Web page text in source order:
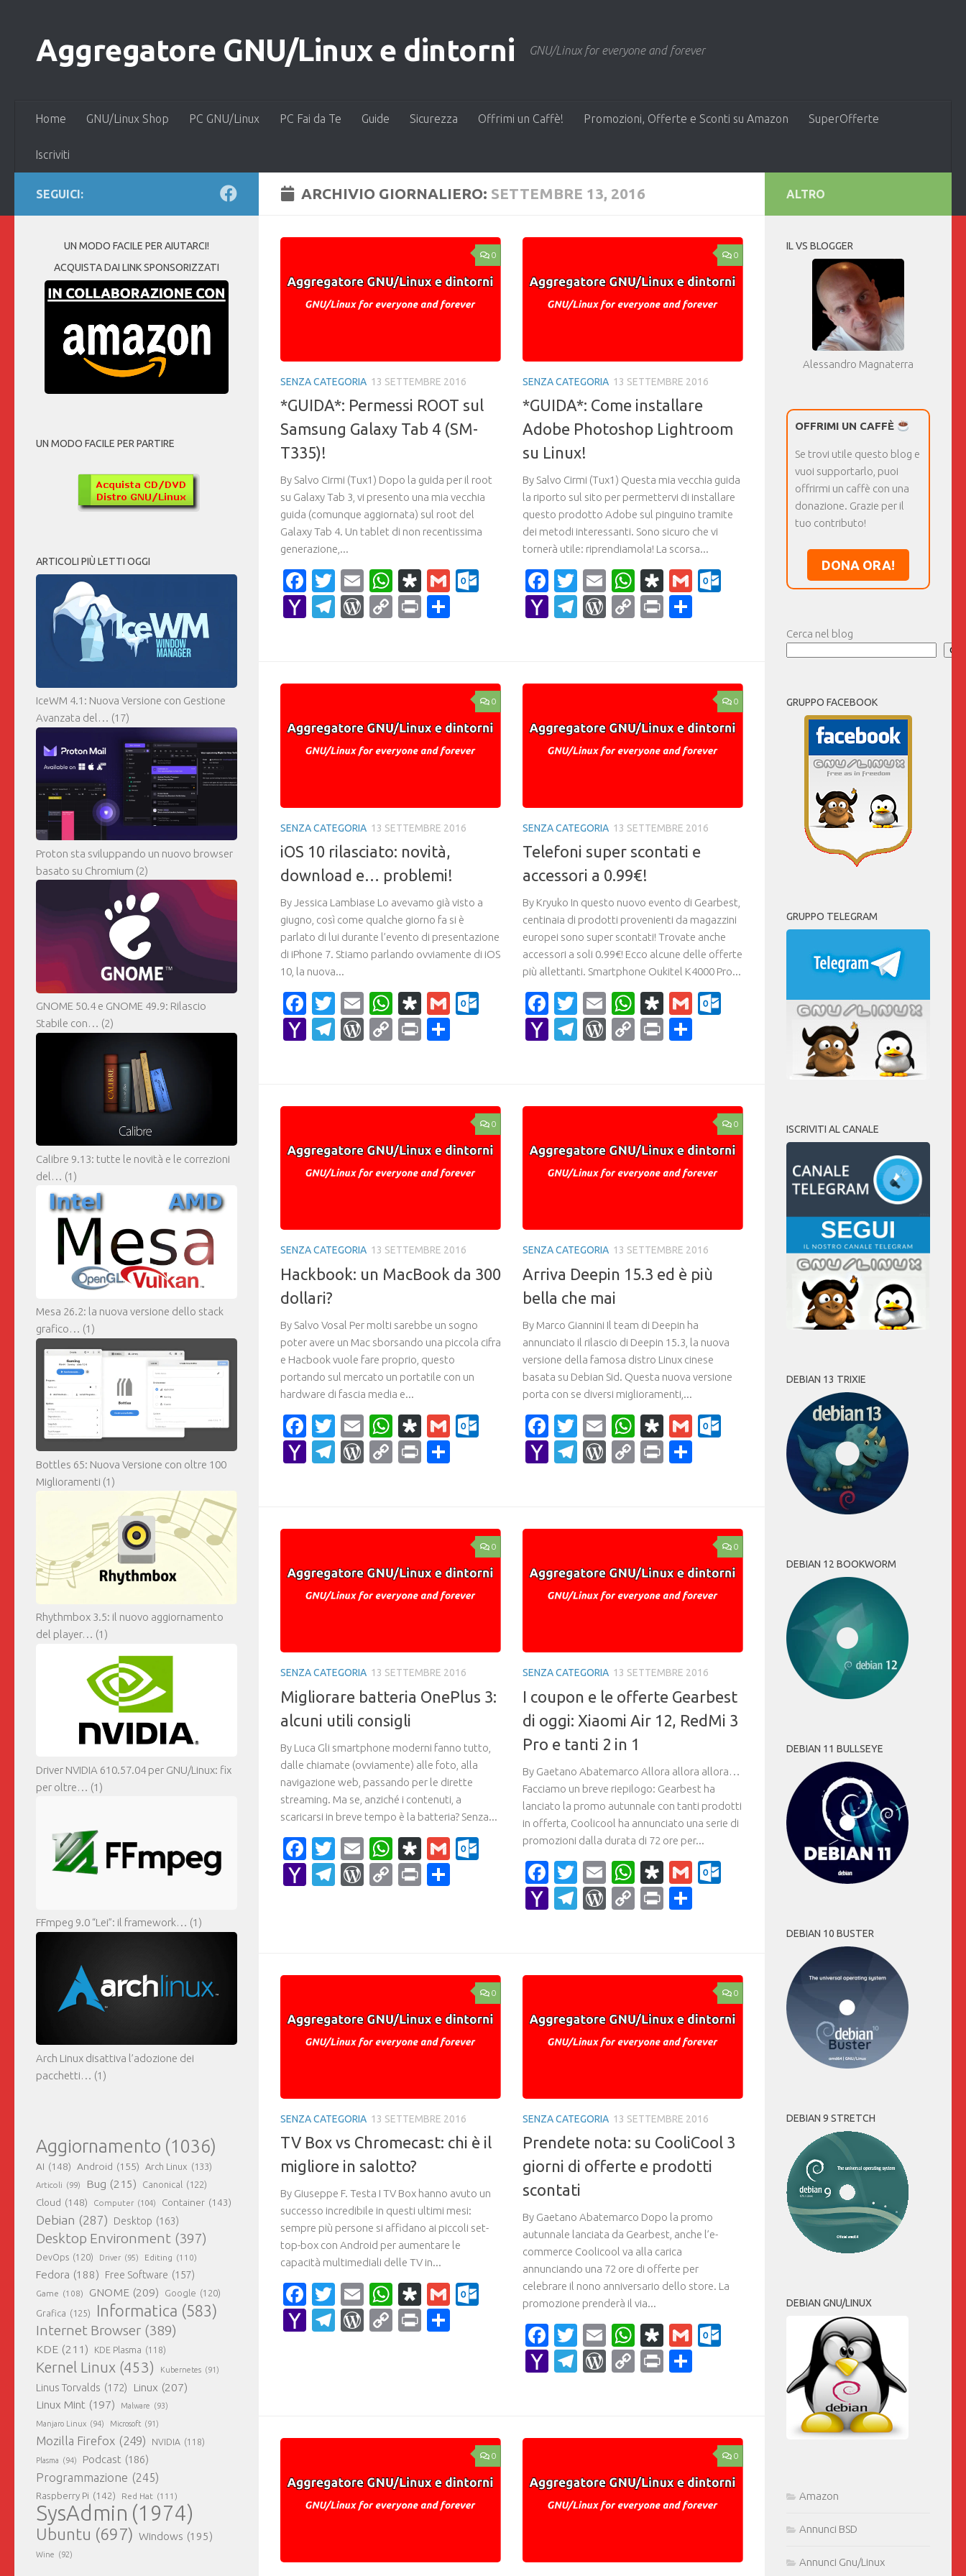
Aggregatore GNU/Linux e dintorni GNU/Linux for everyone and forever
Home GNU/Linux Shop PC GNU/Linux PC Fai da Te Guide Sicurezza Offrimi un Caffè! Promozioni, Offerte e Sconti su Amazon SuperOfferte
Iscriviti
ARCHIVIO GIORNALIERO: SETTEMBRE 13, 2016
0
SENZA CATEGORIA 13 SETTEMBRE 2016
*GUIDA*: Permessi ROOT sul
Samsung Galaxy Tab 4 (SM-
T335)!
By Salvo Cirmi (Tux1) Dopo la guida per il root
su Galaxy Tab 3, vi presento una mia vecchia
guida (comunque aggiornata) sul root del
Galaxy Tab 4. Un tablet di non recentissima
generazione,...
Facebook
Twitter
EmailWhatsApp
Diaspora
GmailOutlook.com
YahooTelegram
WordPress
CopyPrintCondividi
0
SENZA CATEGORIA 13 SETTEMBRE 2016
*GUIDA*: Come installare
Adobe Photoshop Lightroom
su Linux!
By Salvo Cirmi (Tux1) Questa mia vecchia guida
la riporto sul sito per permettervi di installare
questo prodotto Adobe sul pinguino tramite
dei metodi interessanti. Sono sicuro che vi
tornerà utile: riprendiamola! La scorsa...
Facebook
Twitter
EmailWhatsApp
Diaspora
GmailOutlook.com
YahooTelegram
WordPress
CopyPrint
0
SENZA CATEGORIA 13 SETTEMBRE 2016
iOS 10 rilasciato: novità,
download e… problemi!
By Jessica Lambiase Lo avevamo già visto a
giugno, così come qualche giorno fa si è
parlato di lui durante l’evento di presentazione
di iPhone 7. Stiamo parlando ovviamente di iOS
10, la nuova...
Facebook
Twitter
EmailWhatsApp
Diaspora
GmailOutlook.com
YahooTelegram
WordPress
CopyPrintCondividi
0
SENZA CATEGORIA 13 SETTEMBRE 2016
Telefoni super scontati e
accessori a 0.99€!
By Kryuko In questo nuovo evento di Gearbest,
centinaia di prodotti provenienti da magazzini
europei sono super scontati! Trovate anche
accessori a soli 0.99€! Ecco alcune delle offerte
più allettanti. Smartphone Oukitel K4000 Pro...
Facebook
Twitter
EmailWhatsApp
Diaspora
GmailOutlook.com
YahooTelegram
WordPress
CopyPrint
0
SENZA CATEGORIA 13 SETTEMBRE 2016
Hackbook: un MacBook da 300
dollari?
By Salvo Vosal Per molti sarebbe un sogno
poter avere un Mac sborsando una piccola cifra
e Hacbook vuole fare proprio, questo
portando sul mercato un portatile con un
hardware di fascia media e...
Facebook
Twitter
EmailWhatsApp
Diaspora
GmailOutlook.com
YahooTelegram
WordPress
CopyPrintCondividi
0
SENZA CATEGORIA 13 SETTEMBRE 2016
Arriva Deepin 15.3 ed è più
bella che mai
By Marco Giannini Il team di Deepin ha
annunciato il rilascio di Deepin 15.3, la nuova
versione della famosa distro Linux cinese
basata su Debian Sid. Questa nuova versione
porta con se diversi miglioramenti,...
Facebook
Twitter
EmailWhatsApp
Diaspora
GmailOutlook.com
YahooTelegram
WordPress
CopyPrint
0
SENZA CATEGORIA 13 SETTEMBRE 2016
Migliorare batteria OnePlus 3:
alcuni utili consigli
By Luca Gli smartphone moderni fanno tutto,
dalle chiamate (ovviamente) alle foto, alla
navigazione web, passando per le dirette
streaming. Ma se, anziché i contenuti, a
scaricarsi in breve tempo è la batteria? Senza...
Facebook
Twitter
EmailWhatsApp
Diaspora
GmailOutlook.com
YahooTelegram
WordPress
CopyPrintCondividi
0
SENZA CATEGORIA 13 SETTEMBRE 2016
I coupon e le offerte Gearbest
di oggi: Xiaomi Air 12, RedMi 3
Pro e tanti 2 in 1
By Gaetano Abatemarco Allora allora allora…
Facciamo un breve riepilogo: Gearbest ha
lanciato la promo autunnale con tanti prodotti
in offerta, Coolicool ha annunciato una serie di
promozioni dalla durata di 72 ore per...
Facebook
Twitter
EmailWhatsApp
Diaspora
GmailOutlook.com
YahooTelegram
WordPress
CopyPrint
0
SENZA CATEGORIA 13 SETTEMBRE 2016
TV Box vs Chromecast: chi è il
migliore in salotto?
By Giuseppe F. Testa I TV Box hanno avuto un
successo incredibile in questi ultimi mesi:
sempre più persone si affidano ai piccoli set-
top-box con Android per aumentare le
capacità multimediali delle TV in...
Facebook
Twitter
EmailWhatsApp
Diaspora
GmailOutlook.com
YahooTelegram
WordPress
CopyPrintCondividi
0
SENZA CATEGORIA 13 SETTEMBRE 2016
Prendete nota: su CooliCool 3
giorni di offerte e prodotti
scontati
By Gaetano Abatemarco Dopo la promo
autunnale lanciata da Gearbest, anche l’e-
commerce Coolicool va alla carica
annunciando una 72 ore di offerte per
celebrare il nono anniversario dello store. La
promozione prenderà il via...
Facebook
Twitter
EmailWhatsApp
Diaspora
GmailOutlook.com
YahooTelegram
WordPress
CopyPrint
0 0
SEGUICI:
UN MODO FACILE PER AIUTARCI!
ACQUISTA DAI LINK SPONSORIZZATI
UN MODO FACILE PER PARTIRE
ARTICOLI PIÙ LETTI OGGI
IceWM 4.1: Nuova Versione con Gestione
Avanzata del… (17)
Proton sta sviluppando un nuovo browser
basato su Chromium (2)
GNOME 50.4 e GNOME 49.9: Rilascio
Stabile con… (2)
Calibre 9.13: tutte le novità e le correzioni
del… (1)
Mesa 26.2: la nuova versione dello stack
grafico… (1)
Bottles 65: Nuova Versione con oltre 100
Miglioramenti (1)
Rhythmbox 3.5: il nuovo aggiornamento
del player… (1)
Driver NVIDIA 610.57.04 per GNU/Linux: fix
per oltre… (1)
FFmpeg 9.0 “Lei”: il framework… (1)
Arch Linux disattiva l’adozione dei
pacchetti… (1)
Aggiornamento (1036)
AI (148) Android (155) Arch Linux (133)
Articoli (99) Bug (215) Canonical (122)
Cloud (148) Computer (104) Container (143)
Debian (287) Desktop (163)
Desktop Environment (397)
DevOps (120) Driver (95) Editing (110)
Fedora (188) Free Software (157)
Game (108) GNOME (209) Google (120)
Grafica (125) Informatica (583)
Internet Browser (389)
KDE (211) KDE Plasma (118)
Kernel Linux (453) Kubernetes (91)
Linus Torvalds (172) Linux (207)
Linux Mint (197) Malware (93)
Manjaro Linux (94) Microsoft (91)
Mozilla Firefox (249) NVIDIA (118)
Plasma (94) Podcast (186)
Programmazione (245)
Raspberry Pi (142) Red Hat (111)
SysAdmin (1974)
Ubuntu (697) Windows (195)
Wine (92)
ALTRO
IL VS BLOGGER
Alessandro Magnaterra
OFFRIMI UN CAFFÈ
Se trovi utile questo blog e
vuoi supportarlo, puoi
offrirmi un caffè con una
donazione. Grazie per il
tuo contributo!
DONA ORA!
Cerca nel blog
GRUPPO FACEBOOK
GRUPPO TELEGRAM
ISCRIVITI AL CANALE
DEBIAN 13 TRIXIE
DEBIAN 12 BOOKWORM
DEBIAN 11 BULLSEYE
DEBIAN 10 BUSTER
DEBIAN 9 STRETCH
DEBIAN GNU/LINUX
Amazon
Annunci BSD
Annunci Gnu/Linux